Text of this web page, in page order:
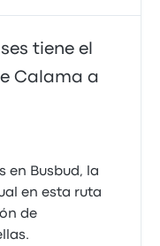
tiene el
Calama a
en Busbud, la
en esta ruta
de